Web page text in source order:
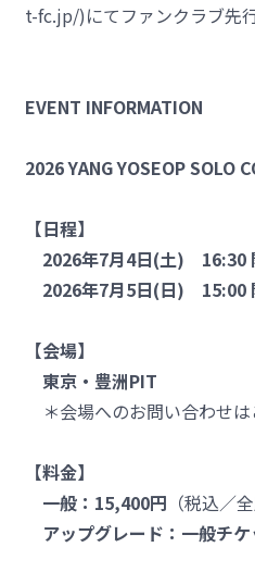
t-fc.jp/)にてファンクラブ先
EVENT INFORMATION
2026 YANG YOSEOP SOLO
【日程】
2026年7月4日(土) 16:30
2026年7月5日(日) 15:00
【会場】
東京・豊洲PIT
＊会場へのお問い合わせは
【料金】
一般：15,400円 （税込／
アップグレード：一般チ